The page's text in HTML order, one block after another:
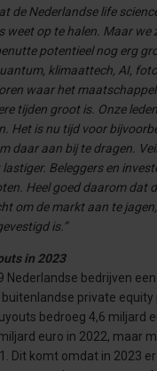
de Nederlandse life
weet op te halen. Maar we
potentieel nog erg
klimaattech, AI,
waar het
tijden groot is. Onze
Het is nu tijd voor
daar aan bij te dragen.
Beleggers en
Heel goed daarom dat
om de markt aan te
is.”
in 2023
Nederlandse bedrijven
private equity
bedroeg 4,6 miljard
euro in 2022, maar
Dit komt omdat in 2023